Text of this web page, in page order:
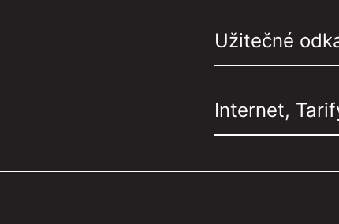
Užitečné
Internet,